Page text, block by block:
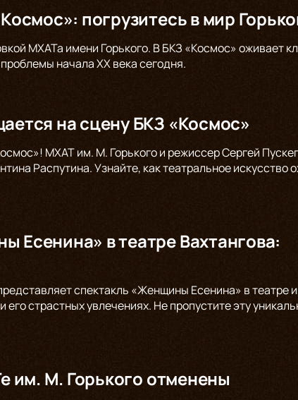
погрузитесь в мир
МХАТа имени Горького. В БКЗ «Космос» оживает
начала XX века сегодня.
на сцену БКЗ «Космос»
МХАТ им. М. Горького и режиссер Сергей
Распутина. Узнайте, как театральное искусство
Есенина» в театре Вахтангова:
спектакль «Женщины Есенина» в театре
страстных увлечениях. Не пропустите эту
им. М. Горького отменены